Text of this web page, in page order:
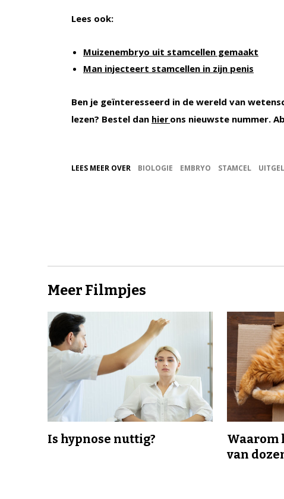
Lees ook:
Muizenembryo uit stamcellen gemaakt
Man injecteert stamcellen in zijn penis
Ben je geïnteresseerd in de wereld van
lezen? Bestel dan hier ons nieuwste nummer.
LEES MEER OVER BIOLOGIE EMBRYO STAMCEL
Meer Filmpjes
Is hypnose nuttig?
Waarom
van